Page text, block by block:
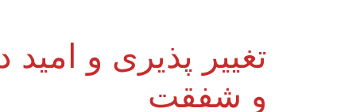
و شفقت